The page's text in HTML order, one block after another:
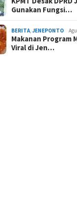
Gunakan Fungsi…
BERITA ,JENEPONTO
Makanan Program
Viral di Jen…